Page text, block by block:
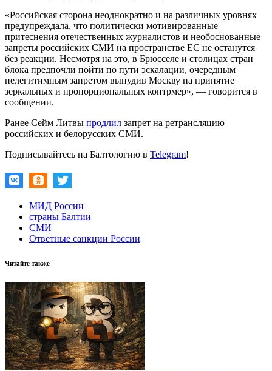
«Российская сторона неоднократно и на различных уровнях
предупреждала, что политически мотивированные
притеснения отечественных журналистов и необоснованные
запреты российских СМИ на пространстве ЕС не останутся
без реакции. Несмотря на это, в Брюсселе и столицах стран
блока предпочли пойти по пути эскалации, очередным
нелегитимным запретом вынудив Москву на принятие
зеркальных и пропорциональных контрмер», — говорится в
сообщении.
Ранее Сейм Литвы продлил запрет на ретрансляцию
российских и белорусских СМИ.
Подписывайтесь на Балтологию в Telegram!
МИД России
страны Балтии
СМИ
Ответные санкции России
Читайте также